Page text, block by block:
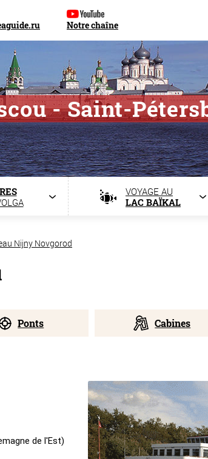
Notre chaîne
- Saint-
VOYAGE AU
LAC BAÏKAL
Nijny Novgorod
Ponts Cabines
de l'Est)